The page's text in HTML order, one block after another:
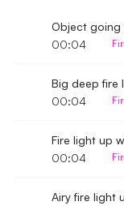
00:04
00:04
00:04